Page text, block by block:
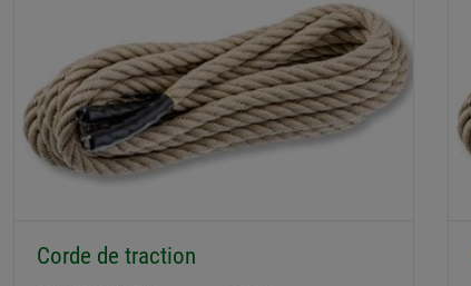
Corde de traction